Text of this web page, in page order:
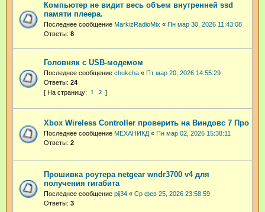
Компьютер не видит весь объем внутренней ssd
памяти плеера.
Последнее сообщение MarkizRadioMix « Пн мар 30, 2026 11:43:08
Ответы: 8
Головняк с USB-модемом
Последнее сообщение chukcha « Пт мар 20, 2026 14:55:29
Ответы: 24
1 2
Xbox Wireless Controller проверить на Виндовс 7 Про
Последнее сообщение МЕХАНИКД « Пн мар 02, 2026 15:38:11
Ответы: 2
Прошивка роутера netgear wndr3700 v4 для
получения гигабита
Последнее сообщение pij34 « Ср фев 25, 2026 23:58:59
Ответы: 3